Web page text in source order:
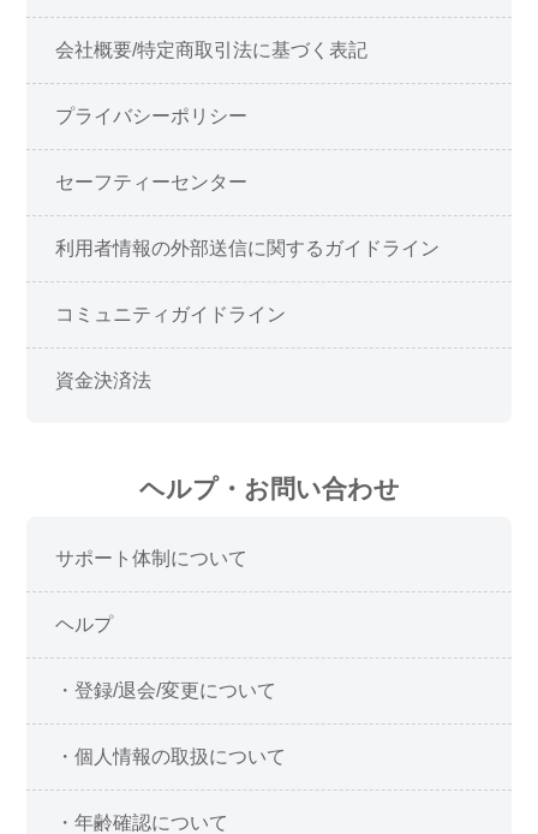
会社概要/特定商取引法に基づく表記
プライバシーポリシー
セーフティーセンター
利用者情報の外部送信に関するガイドライン
コミュニティガイドライン
資金決済法
ヘルプ・お問い合わせ
サポート体制について
ヘルプ
・登録/退会/変更について
・個人情報の取扱について
・年齢確認について